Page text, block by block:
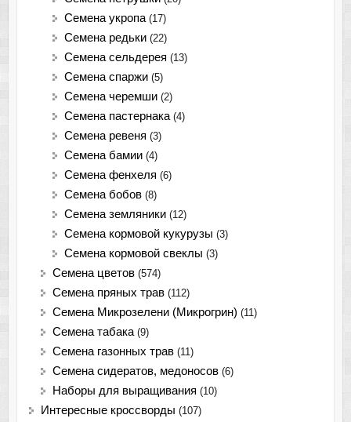
Семена укропа (17)
Семена редьки (22)
Семена сельдерея (13)
Семена спаржи (5)
Семена черемши (2)
Семена пастернака (4)
Семена ревеня (3)
Семена бамии (4)
Семена фенхеля (6)
Семена бобов (8)
Семена земляники (12)
Семена кормовой кукурузы (3)
Семена кормовой свеклы (3)
Семена цветов (574)
Семена пряных трав (112)
Семена Микрозелени (Микрогрин) (11)
Семена табака (9)
Семена газонных трав (11)
Семена сидератов, медоносов (6)
Наборы для выращивания (10)
Интересные кроссворды (107)